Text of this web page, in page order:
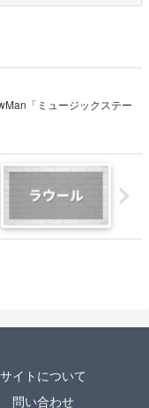
「ミュージックステー
サイトについて
問い合わせ